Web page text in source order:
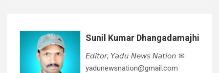
Sunil Kumar Dhangadamajhi
𝘌𝘥𝘪𝘵𝘰𝘳, 𝘠𝘢𝘥𝘶 𝘕𝘦𝘸𝘴 𝘕𝘢𝘵𝘪𝘰𝘯 ✉
yadunewsnation@gmail.com